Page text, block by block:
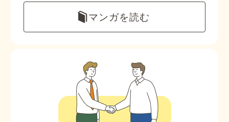
マンガを読む